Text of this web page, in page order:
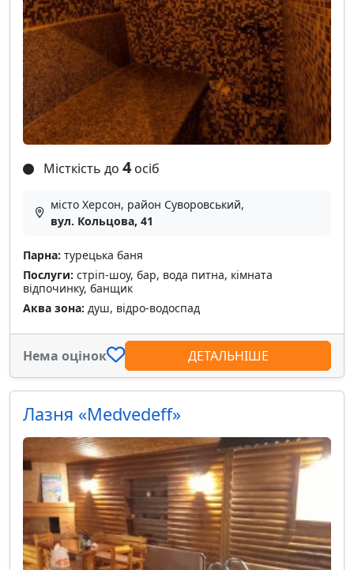
Місткість до 4 осіб
місто Херсон, район Суворовський,
вул. Кольцова, 41
Парна: турецька баня
Послуги: стріп-шоу, бар, вода питна, кімната
відпочинку, банщик
Аква зона: душ, відро-водоспад
Нема оцінок ДЕТАЛЬНІШЕ
Лазня «Medvedeff»